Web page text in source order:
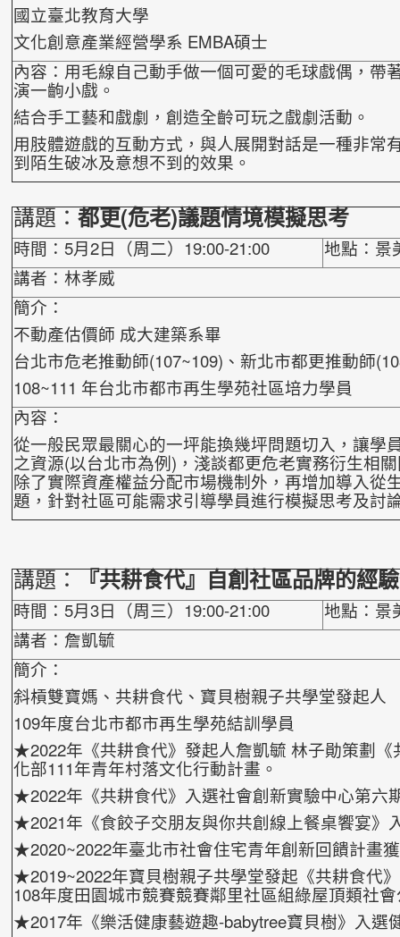
國立臺北教育大學
文化創意產業經營學系 EMBA碩士
內容：用毛線自己動手做一個可愛的毛球戲偶，帶
演一齣小戲。
結合手工藝和戲劇，創造全齡可玩之戲劇活動。
用肢體遊戲的互動方式，與人展開對話是一種非常
到陌生破冰及意想不到的效果。
講題：都更(危老)議題情境模擬思考
時間：5月2日（周二）19:00-21:00
地點：景
講者：林孝威
簡介：
不動產估價師 成大建築系畢
台北市危老推動師(107~109)、新北市都更推動師
108~111 年台北市都市再生學苑社區培力學員
內容：
從一般民眾最關心的一坪能換幾坪問題切入，讓學
之資源(以台北市為例)，淺談都更危老實務衍生相
除了實際資產權益分配市場機制外，再增加導入從
題，針對社區可能需求引導學員進行模擬思考及討
講題：『共耕食代』自創社區品牌的經
時間：5月3日（周三）19:00-21:00
地點：景
講者：詹凱毓
簡介：
斜槓雙寶媽、共耕食代、寶貝樹親子共學堂發起人
109年度台北市都市再生學苑結訓學員
★2022年《共耕食代》發起人詹凱毓 林子勛策劃《
化部111年青年村落文化行動計畫。
★2022年《共耕食代》入選社會創新實驗中心第六
★2021年《食餃子交朋友與你共創線上餐桌饗宴》
★2020~2022年臺北市社會住宅青年創新回饋計畫
★2019~2022年寶貝樹親子共學堂發起《共耕食代
108年度田園城市競賽競賽鄰里社區組綠屋頂類社
★2017年《樂活健康藝遊趣-babytree寶貝樹》入選